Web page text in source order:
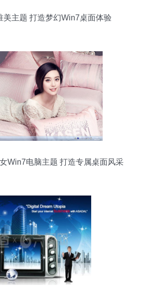
美主题 打造梦幻Win7桌面体验
Win7电脑主题 打造专属桌面风采